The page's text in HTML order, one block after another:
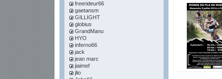
freerideur66
gaetansm
GILLIGHT
globius
GrandManu
HYO
inferno66
jack
jean marc
jiaimef
jlio